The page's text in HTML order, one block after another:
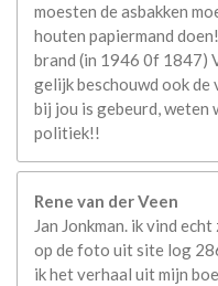
moesten de asbakken
houten papiermand
brand (in 1946 0f 1847)
gelijk beschouwd ook de
bij jou is gebeurd, weten
politiek!!
Rene van der Veen
Jan Jonkman. ik vind
op de foto uit site log
ik het verhaal uit mijn